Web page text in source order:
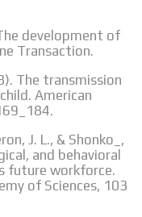
development of
Transaction.
The transmission
American
J. L., & Shonko_,
and behavioral
future workforce.
of Sciences, 103